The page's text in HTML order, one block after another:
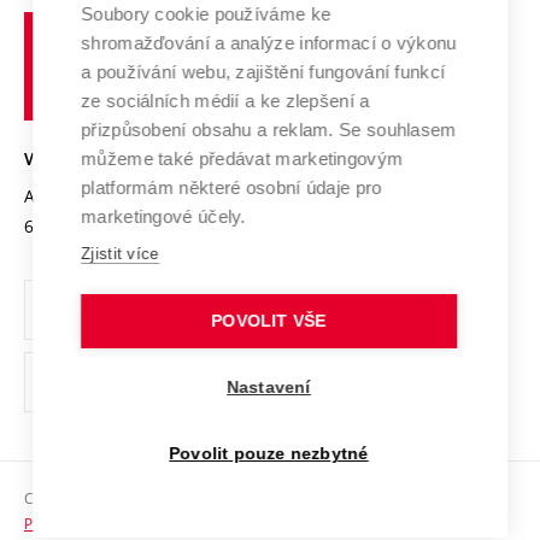
Výzkumné infrastruktury
Transfer znalostí
Open Science
Projekty
Projekty ze strukturálních fondů
Specifický výzkum
Spolupráce se školami
Služby univerzity
Mezinárodní dohody
Univerzitní sítě
Udržitelná univerzita
Podnikavá univerzita / ContriBUTe
Bezpečná univerzita
Vyznamenání
Organizační struktura
Ochrana osobních údajů
odkaz)
Sociální bezpečí
učení
technické
VYSOKÉ UČENÍ TECHNICKÉ V BRNĚ
Antonínská 548/1
602 00 Brno
www.vut.cz
vut@vutbr.cz
Copyright © 2026 VUT
Prohlášení o přístupnosti
Soubory cookie používáme ke
shromažďování a analýze informací o výkonu
a používání webu, zajištění fungování funkcí
ze sociálních médií a ke zlepšení a
přizpůsobení obsahu a reklam. Se souhlasem
můžeme také předávat marketingovým
platformám některé osobní údaje pro
marketingové účely.
Zjistit více
POVOLIT VŠE
Nastavení
Povolit pouze nezbytné